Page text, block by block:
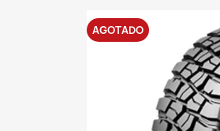
AGOTADO